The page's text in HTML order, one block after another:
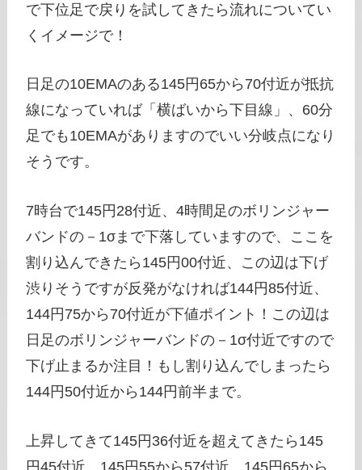
で下位足で戻りを試してきたら流れについてい
くイメージで！
日足の10EMAのある145円65から70付近が抵抗
線になっていれば「横ばいから下目線」、60分
足でも10EMAがありますのでいい分岐点になり
そうです。
7時台で145円28付近、4時間足のボリンジャー
バンドの－1σまで下落していますので、ここを
割り込んできたら145円00付近、この辺は下げ
渋りそうですが反発がなければ144円85付近、
144円75から70付近が下値ポイント！この辺は
日足のボリンジャーバンドの－1σ付近ですので
下げ止まるか注目！もし割り込んでしまったら
144円50付近から144円前半まで。
上昇してきて145円36付近を超えてきたら145
円45付近、145円55から57付近、145円65から